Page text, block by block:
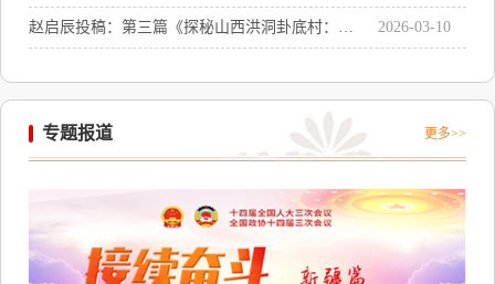
文明的奇点与文化传承》
赵启辰投稿：第三篇《探秘山西洪洞卦底村：女
2026-03-10
专题报道 更多>>